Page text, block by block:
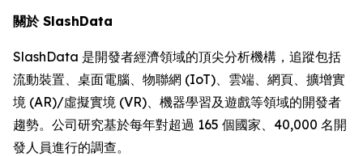
關於 SlashData
SlashData 是開發者經濟領域的頂尖分析機構，追蹤包括
流動裝置、桌面電腦、物聯網 (IoT)、雲端、網頁、擴增實
境 (AR)/虛擬實境 (VR)、機器學習及遊戲等領域的開發者
趨勢。公司研究基於每年對超過 165 個國家、40,000 名開
發人員進行的調查。